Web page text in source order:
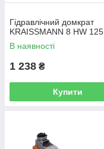
Гідравлічний домкрат
KRAISSMANN 8 HW 125
В наявності
1 238 ₴
Купити